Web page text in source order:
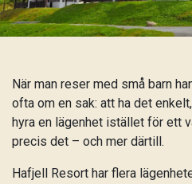
När man reser med små barn
ofta om en sak: att ha det
hyra en lägenhet istället för ett
precis det – och mer därtill.
Hafjell Resort har flera